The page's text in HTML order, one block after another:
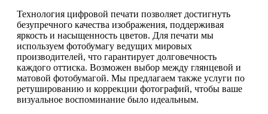
Технология цифровой печати позволяет достигнуть
безупречного качества изображения, поддерживая
яркость и насыщенность цветов. Для печати мы
используем фотобумагу ведущих мировых
производителей, что гарантирует долговечность
каждого оттиска. Возможен выбор между глянцевой и
матовой фотобумагой. Мы предлагаем также услуги по
ретушированию и коррекции фотографий, чтобы ваше
визуальное воспоминание было идеальным.